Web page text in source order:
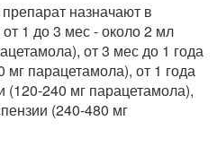
назначают в
1 до 3 мес - около 2 мл
от 3 мес до 1 года
парацетамола), от 1 года
(120-240 мг парацетамола),
(240-480 мг